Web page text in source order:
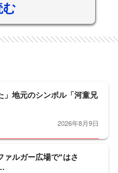
む
」地元のシンボル「河童兄
2026年8月9日
ァルガー広場で“はさ